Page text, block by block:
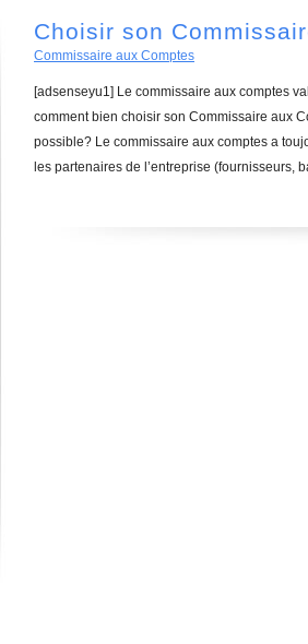
Choisir son
Commissaire aux Comptes
[adsenseyu1] Le commissaire aux comptes
comment bien choisir son Commissaire aux
possible? Le commissaire aux comptes a
les partenaires de l’entreprise (fournisseurs,